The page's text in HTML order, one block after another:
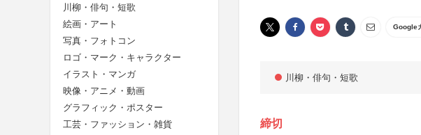
川柳・俳句・短歌
絵画・アート
写真・フォトコン
ロゴ・マーク・キャラクター
イラスト・マンガ
映像・アニメ・動画
グラフィック・ポスター
工芸・ファッション・雑貨
Google
川柳・俳句・短歌
締切